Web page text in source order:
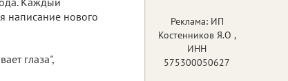
написание нового
глаза",
Реклама: ИП
Костенников Я.О ,
ИНН
575300050627